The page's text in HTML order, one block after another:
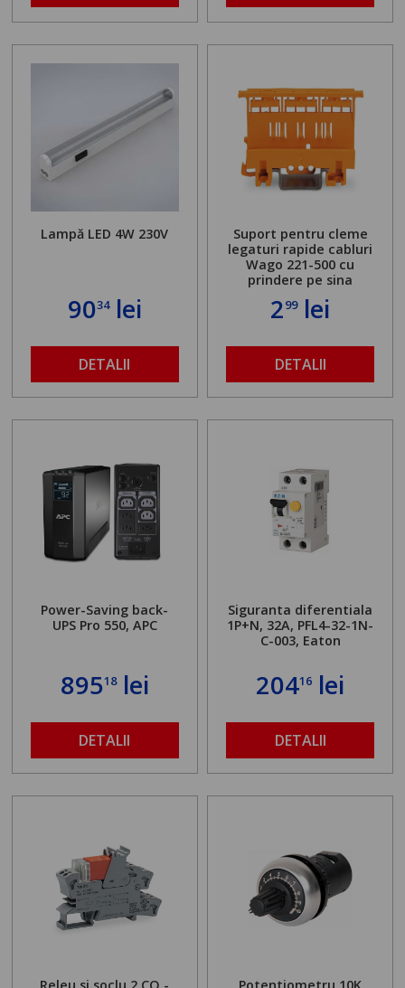
Lampă LED 4W 230V
9034lei
DETALII
Suport pentru cleme
legaturi rapide cabluri
Wago 221-500 cu
prindere pe sina
299lei
DETALII
Power-Saving back-
UPS Pro 550, APC
89518lei
DETALII
Siguranta diferentiala
1P+N, 32A, PFL4-32-1N-
C-003, Eaton
20416 lei
DETALII